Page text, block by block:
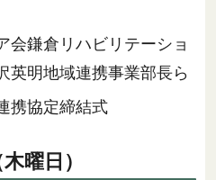
会鎌倉リハビリテーショ
英明地域連携事業部長ら
携協定締結式
曜日）